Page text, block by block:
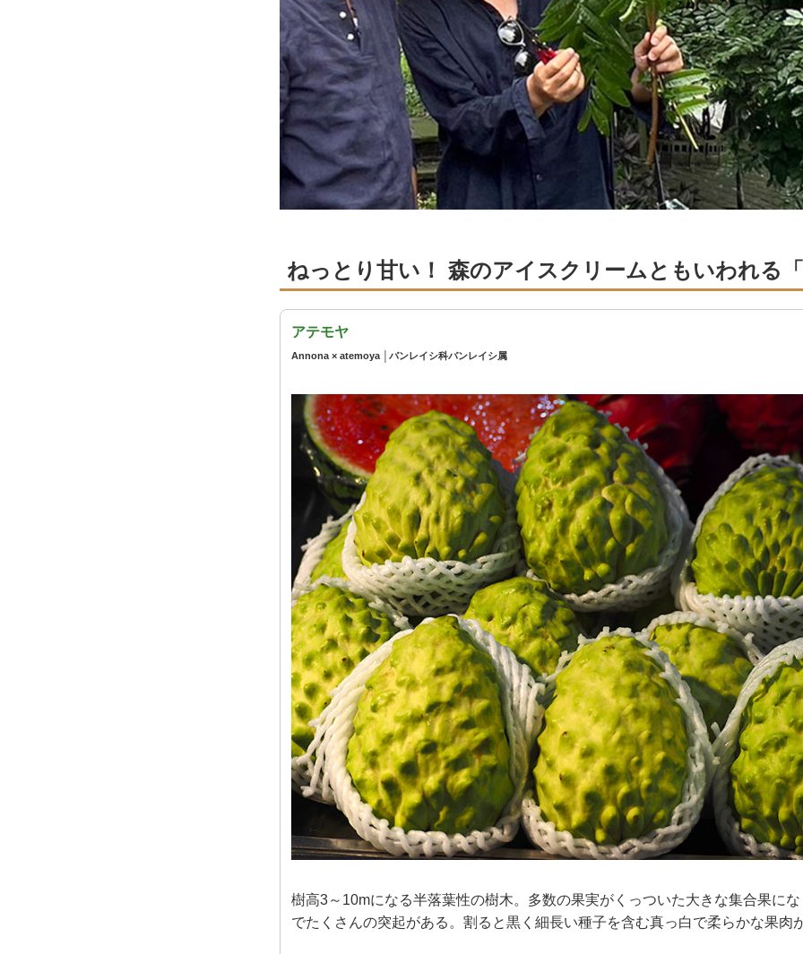
ねっとり甘い！ 森のアイスクリームともいわれる
アテモヤ
Annona × atemoya │バンレイシ科バンレイシ属
樹高3～10mになる半落葉性の樹木。多数の果実がくっついた大きな集合果に
でたくさんの突起がある。割ると黒く細長い種子を含む真っ白で柔らかな果肉